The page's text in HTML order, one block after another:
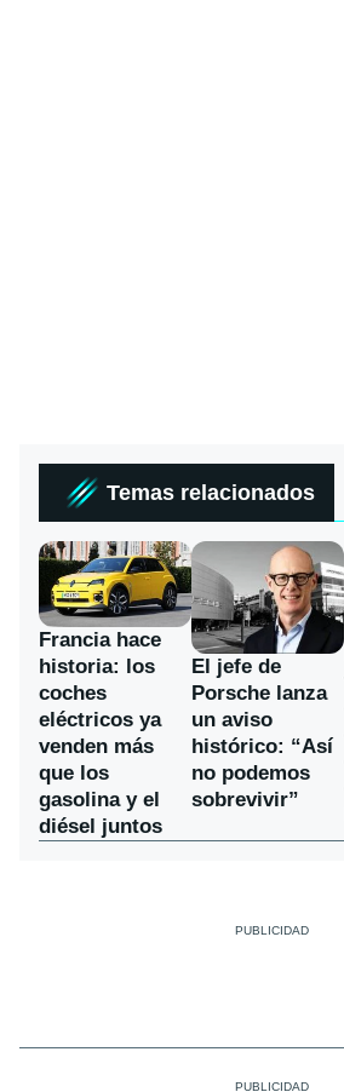
Temas relacionados
Francia hace
historia: los
coches
eléctricos ya
venden más
que los
gasolina y el
diésel juntos
El jefe de
Porsche lanza
un aviso
histórico: “Así
no podemos
sobrevivir”